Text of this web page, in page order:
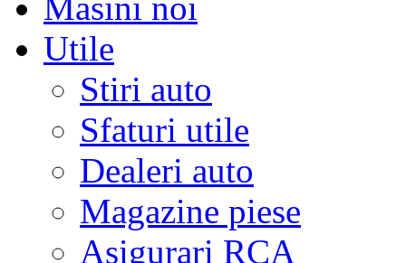
Utile
Stiri auto
Sfaturi utile
Dealeri auto
Magazine piese
Asigurari RCA